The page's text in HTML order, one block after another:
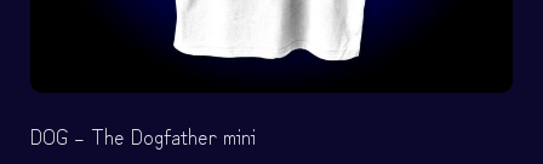
DOG – The Dogfather mini